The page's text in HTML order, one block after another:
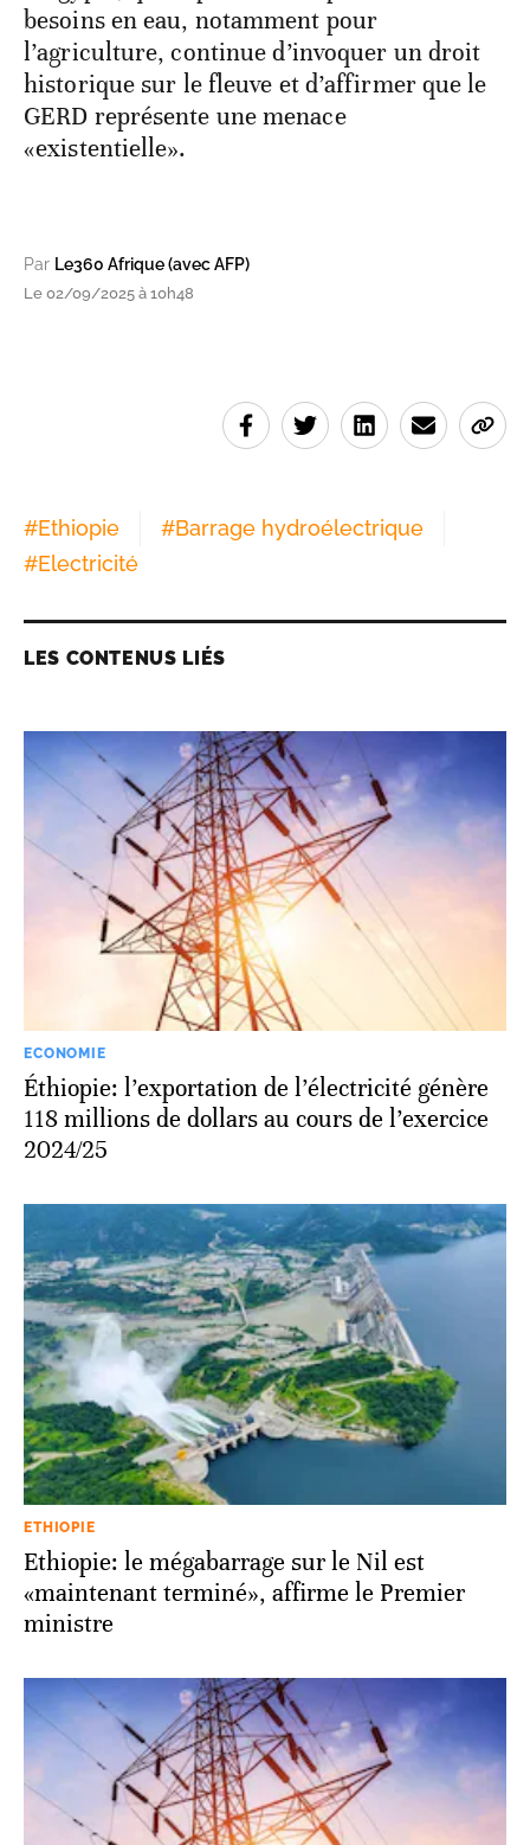
besoins en eau, notamment pour
l’agriculture, continue d’invoquer un droit
historique sur le fleuve et d’affirmer que le
GERD représente une menace
«existentielle».
Par Le360 Afrique (avec AFP)
Le 02/09/2025 à 10h48
#Ethiopie #Barrage hydroélectrique
#Electricité
LES CONTENUS LIÉS
ECONOMIE
Éthiopie: l’exportation de l’électricité génère
118 millions de dollars au cours de l’exercice
2024/25
ETHIOPIE
Ethiopie: le mégabarrage sur le Nil est
«maintenant terminé», affirme le Premier
ministre